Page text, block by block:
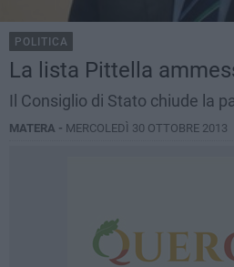
POLITICA
La lista Pittella
Il Consiglio di Stato chiude la
MATERA - MERCOLEDÌ 30 OTTOBRE 2013